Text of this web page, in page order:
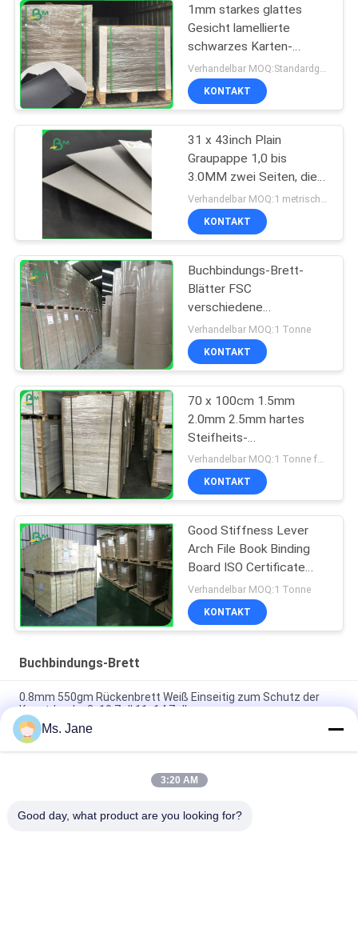
1mm starkes glattes
Gesicht lamellierte
schwarzes Karten-
Brett-/Buchbindungs-
Brett für Umschläge
300GSM 350GSM
Verhandelbar MOQ:Standardgröße 1 Tonne, andere Größe 10 Tonnen
KONTAKT
31 x 43inch Plain
Graupappe 1,0 bis
3.0MM zwei Seiten, die
für das Futter der
Tasche grau sind
KONTAKT
Buchbindungs-Brett-
Blätter FSC
verschiedene
Farbpappfür Hebel-
Bogen-Datei
Verhandelbar MOQ:1 Tonne
KONTAKT
70 x 100cm 1.5mm
2.0mm 2.5mm hartes
Steifheits-
Buchbindungs-Brett für
das Verpacken
Verhandelbar MOQ:1 Tonne für allgemeine Größe u. 10 Tonnen für Sondergröße
KONTAKT
Good Stiffness Lever
Arch File Book Binding
Board ISO Certificate
Customized
Verhandelbar MOQ:1 Tonne
KONTAKT
Buchbindungs-Brett
0.8mm 550gm Rückenbrett Weiß Einseitig zum Schutz der
Kunstdrucke 8x10 Zoll 11x14 Zoll
1 mm 2 mm Doppelseitig beschichtete Festplatte für Märkte
Plakatplatte 71 x 96cm
55lb Matte Surface Finish Black Cardstock For Scrapbooking
Ms. Jane
3:20 AM
Good day, what product are you looking for?